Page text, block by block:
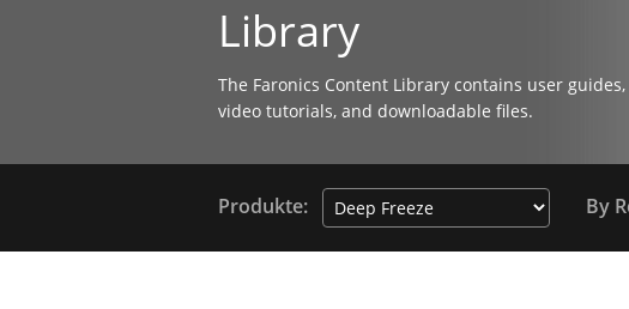
Library
The Faronics Content Library contains user
video tutorials, and downloadable files.
Produkte: By